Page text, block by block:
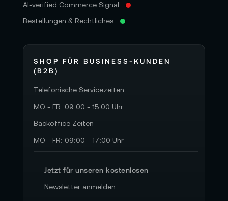
AI-verified Commerce Signal
Bestellungen & Rechtliches
SHOP FÜR BUSINESS-KUNDEN
(B2B)
Telefonische Servicezeiten
MO - FR: 09:00 - 15:00 Uhr
Backoffice Zeiten
MO - FR: 09:00 - 17:00 Uhr
Jetzt für unseren kostenlosen
Newsletter anmelden.